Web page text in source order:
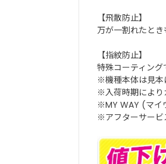
【飛散防止】
万が一割れたと
【指紋防止】
特殊コーティング
※機種本体は見本
※入荷時期により
※MY WAY (マイ
※アフターサービ